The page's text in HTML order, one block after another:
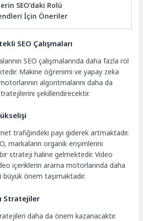
SEO’daki Rolü
İçin Öneriler
SEO Çalışmaları
SEO çalışmalarında daha fazla rol
Makine öğrenimi ve yapay zeka
algoritmalarını daha da
şekillendirecektir.
trafiğindeki payı giderek artmaktadır.
markaların organik erişimlerini
strateji haline gelmektedir. Video
içeriklerin arama motorlarında daha
önem taşımaktadır.
Stratejiler
daha da önem kazanacaktır.